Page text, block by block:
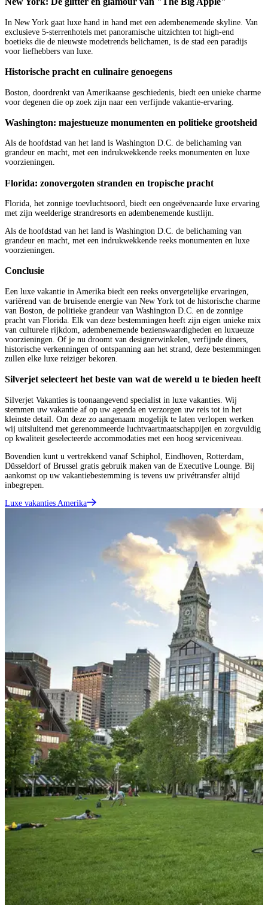
In New York gaat luxe hand in hand met een adembenemende skyline. Van
exclusieve 5-sterrenhotels met panoramische uitzichten tot high-end
boetieks die de nieuwste modetrends belichamen, is de stad een paradijs
voor liefhebbers van luxe.
Historische pracht en culinaire genoegens
Boston, doordrenkt van Amerikaanse geschiedenis, biedt een unieke charme
voor degenen die op zoek zijn naar een verfijnde vakantie-ervaring.
Washington: majestueuze monumenten en politieke grootsheid
Als de hoofdstad van het land is Washington D.C. de belichaming van
grandeur en macht, met een indrukwekkende reeks monumenten en luxe
voorzieningen.
Florida: zonovergoten stranden en tropische pracht
Florida, het zonnige toevluchtsoord, biedt een ongeëvenaarde luxe ervaring
met zijn weelderige strandresorts en adembenemende kustlijn.
Als de hoofdstad van het land is Washington D.C. de belichaming van
grandeur en macht, met een indrukwekkende reeks monumenten en luxe
voorzieningen.
Conclusie
Een luxe vakantie in Amerika biedt een reeks onvergetelijke ervaringen,
variërend van de bruisende energie van New York tot de historische charme
van Boston, de politieke grandeur van Washington D.C. en de zonnige
pracht van Florida. Elk van deze bestemmingen heeft zijn eigen unieke mix
van culturele rijkdom, adembenemende bezienswaardigheden en luxueuze
voorzieningen. Of je nu droomt van designerwinkelen, verfijnde diners,
historische verkenningen of ontspanning aan het strand, deze bestemmingen
zullen elke luxe reiziger bekoren.
Silverjet selecteert het beste van wat de wereld u te bieden heeft
Silverjet Vakanties is toonaangevend specialist in luxe vakanties. Wij
stemmen uw vakantie af op uw agenda en verzorgen uw reis tot in het
kleinste detail. Om deze zo aangenaam mogelijk te laten verlopen werken
wij uitsluitend met gerenommeerde luchtvaartmaatschappijen en zorgvuldig
op kwaliteit geselecteerde accommodaties met een hoog serviceniveau.
Bovendien kunt u vertrekkend vanaf Schiphol, Eindhoven, Rotterdam,
Düsseldorf of Brussel gratis gebruik maken van de Executive Lounge. Bij
aankomst op uw vakantiebestemming is tevens uw privétransfer altijd
inbegrepen.
Luxe vakanties Amerika